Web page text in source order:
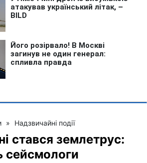
» Надзвичайні події
стався землетрус: